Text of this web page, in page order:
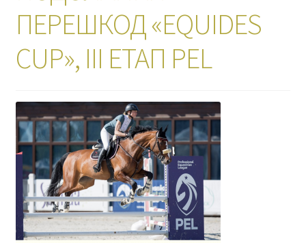
ПЕРЕШКОД «EQUIDES
CUP», III ЕТАП PEL